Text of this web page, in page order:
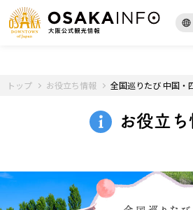
トップページへ
ガイドブッ
大阪まるわかり
トップ お役立ち情報 全国巡りたび 中国・
お役立ち